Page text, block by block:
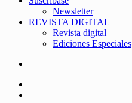
Newsletter
REVISTA DIGITAL
Revista digital
Ediciones Especiales